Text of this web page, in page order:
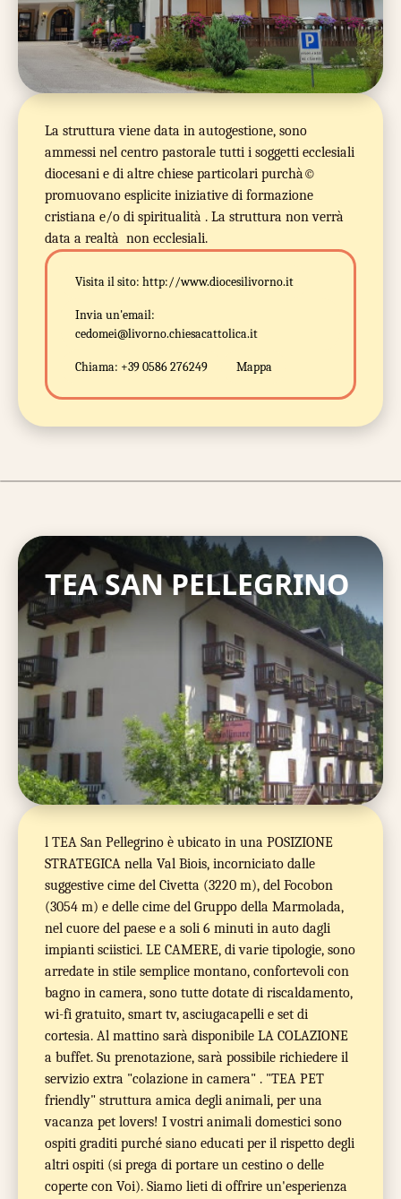
La struttura viene data in autogestione, sono
ammessi nel centro pastorale tutti i soggetti ecclesiali
diocesani e di altre chiese particolari purchà©
promuovano esplicite iniziative di formazione
cristiana e/o di spiritualità . La struttura non verrà
data a realtà non ecclesiali.
Visita il sito: http://www.diocesilivorno.it
Invia un'email:
cedomei@livorno.chiesacattolica.it
Chiama: +39 0586 276249 Mappa
TEA SAN PELLEGRINO
l TEA San Pellegrino è ubicato in una POSIZIONE
STRATEGICA nella Val Biois, incorniciato dalle
suggestive cime del Civetta (3220 m), del Focobon
(3054 m) e delle cime del Gruppo della Marmolada,
nel cuore del paese e a soli 6 minuti in auto dagli
impianti sciistici. LE CAMERE, di varie tipologie, sono
arredate in stile semplice montano, confortevoli con
bagno in camera, sono tutte dotate di riscaldamento,
wi-fi gratuito, smart tv, asciugacapelli e set di
cortesia. Al mattino sarà disponibile LA COLAZIONE
a buffet. Su prenotazione, sarà possibile richiedere il
servizio extra "colazione in camera" . "TEA PET
friendly" struttura amica degli animali, per una
vacanza pet lovers! I vostri animali domestici sono
ospiti graditi purché siano educati per il rispetto degli
altri ospiti (si prega di portare un cestino o delle
coperte con Voi). Siamo lieti di offrire un'esperienza